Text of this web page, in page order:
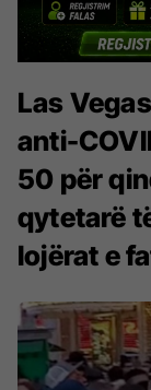
Las
anti-
50 për
qytetarë
lojërat e